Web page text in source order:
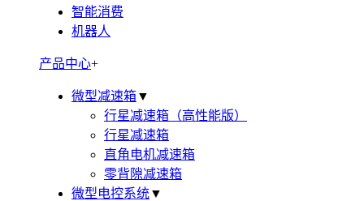
智能消费
机器人
产品中心+
微型减速箱▼
行星减速箱（高性能版）
行星减速箱
直角电机减速箱
零背隙减速箱
微型电控系统▼